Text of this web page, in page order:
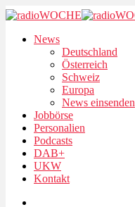
News
Deutschland
Österreich
Schweiz
Europa
News einsenden
Jobbörse
Personalien
Podcasts
DAB+
UKW
Kontakt